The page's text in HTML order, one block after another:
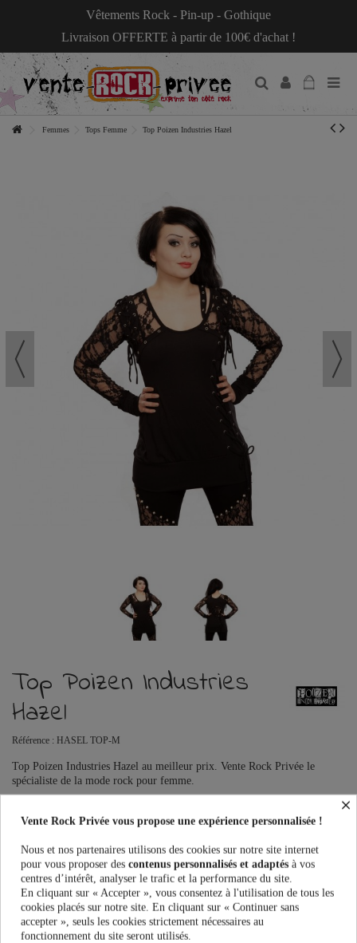
Vêtements Rock - Pin-up - Gothique
Livraison OFFERTE à partir de 100€ d'achat !
Femmes Tops Femme Top Poizen Industries Hazel
Top Poizen Industries
Hazel
Référence : HASEL TOP-M
Top Poizen Industries Hazel au meilleur prix. Vente Rock Privée le
spécialiste de la mode rock pour femme.
PRÉVENEZ-MOI LORSQUE LE PRODUIT EST DISPONIBLE
Taille:
×
Vente Rock Privée vous propose une expérience personnalisée !
Nous et nos partenaires utilisons des cookies sur notre site internet
pour vous proposer des contenus personnalisés et adaptés à vos
centres d’intérêt, analyser le trafic et la performance du site.
En cliquant sur « Accepter », vous consentez à l'utilisation de tous les
cookies placés sur notre site. En cliquant sur « Continuer sans
accepter », seuls les cookies strictement nécessaires au
fonctionnement du site seront utilisés.